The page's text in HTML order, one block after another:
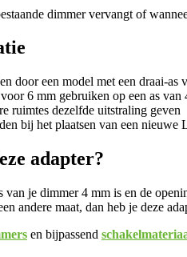
dimmer vervangt of
door een model met een draai-as
6 mm gebruiken op een as van
ruimtes dezelfde uitstraling geven
bij het plaatsen van een nieuwe
adapter?
van je dimmer 4 mm is en de
andere maat, dan heb je deze
en bijpassend